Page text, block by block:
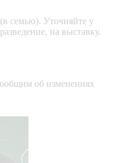
семью). Уточняйте у
на выставку.
об изменениях